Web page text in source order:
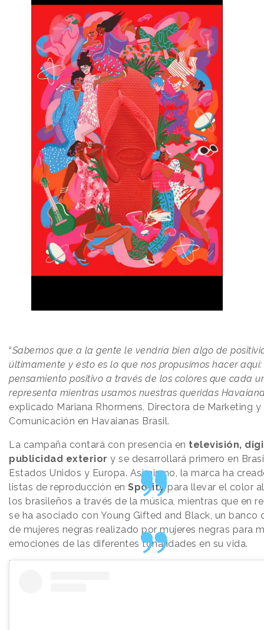
“Sabemos que a la gente le vendría bien algo de
últimamente y esto es lo que nos propusimos hacer
pensamiento positivo a través de los colores que cada
representa mientras usamos nuestras queridas
explicado Mariana Rhormens, Directora de Marketing y
Comunicación en Havaianas Brasil.
La campaña contará con presencia en televisión,
publicidad exterior y se desarrollará primero en
Estados Unidos y Europa. Asimismo, la marca ha
listas de reproducción en Spotifypara llevar el color
los brasileños a través de la música, mientras que en
se ha asociado con Young Gifted and Black, un banco
de mujeres negras realizado por mujeres negras para
emociones de las diferentes tonalidades en su vida.